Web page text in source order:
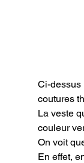
Ci-dessus
coutures
La veste
couleur
On voit
En effet,